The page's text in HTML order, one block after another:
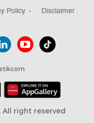
Policy Disclaimer
All right reserved